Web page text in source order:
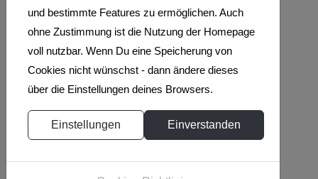
Rapserzeugnis ist das Rapsöl.
Dieses pflanzliche Speisenöl eignet
sich zum Braten und Kochen.
Ebenfalls wird der Raps in der
Lebensmittelindustrie zur
Herstellung von Margarinen
eingesetzt.
und bestimmte Features zu ermöglichen. Auch
ohne Zustimmung ist die Nutzung der Homepage
voll nutzbar. Wenn Du eine Speicherung von
Cookies nicht wünschst - dann ändere dieses
über die Einstellungen deines Browsers.
Einstellungen Einverstanden